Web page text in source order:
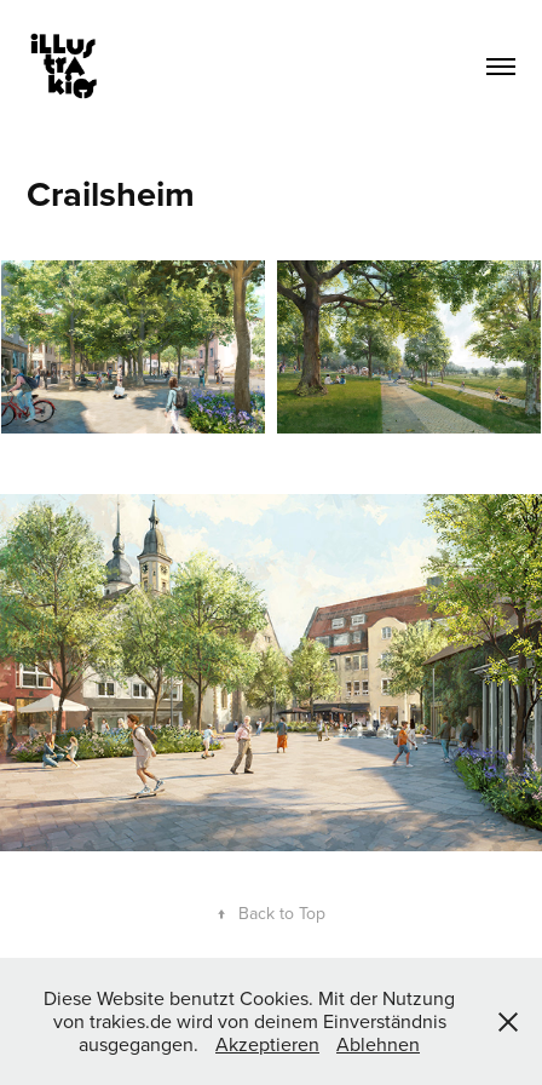
Crailsheim
↑ Back to Top
Diese Website benutzt Cookies. Mit der Nutzung
von trakies.de wird von deinem Einverständnis
ausgegangen.
Akzeptieren Ablehnen